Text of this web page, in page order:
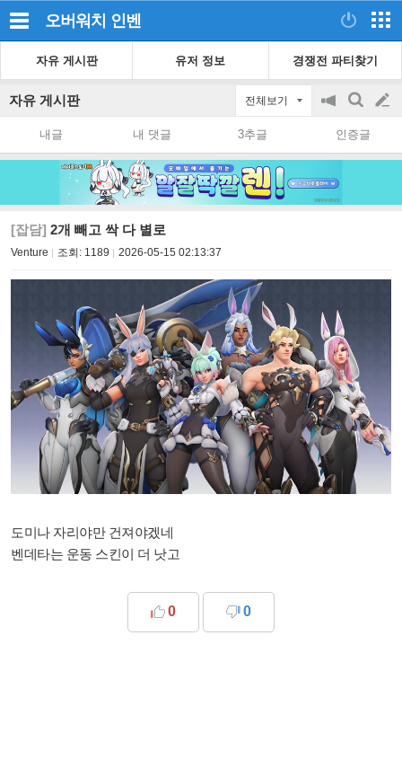
오버워치 인벤
자유 게시판 유저 정보 경쟁전 파티찾기
자유 게시판 전체보기
공
on/off
검
색
글
쓰
내글 내 댓글 3추글 인증글
[잡담] 2개 빼고 싹 다 별로
Venture 조회: 1189 2026-05-15 02:13:37
도미나 자리야만 건져야겠네
벤데타는 운동 스킨이 더 낫고
0 0